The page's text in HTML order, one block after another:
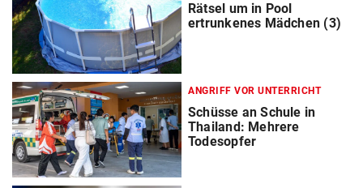
Rätsel um in Pool
ertrunkenes Mädchen (3)
ANGRIFF VOR UNTERRICHT
Schüsse an Schule in
Thailand: Mehrere
Todesopfer